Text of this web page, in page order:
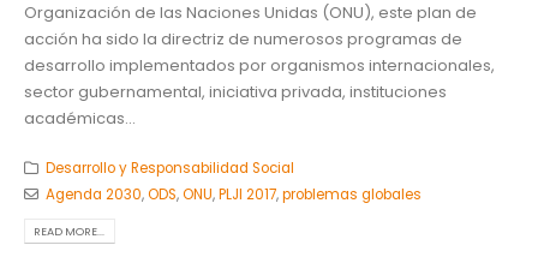
Organización de las Naciones Unidas (ONU), este plan de
acción ha sido la directriz de numerosos programas de
desarrollo implementados por organismos internacionales,
sector gubernamental, iniciativa privada, instituciones
académicas...
Desarrollo y Responsabilidad Social
Agenda 2030,ODS,ONU,PLJI 2017,problemas globales
READ MORE...